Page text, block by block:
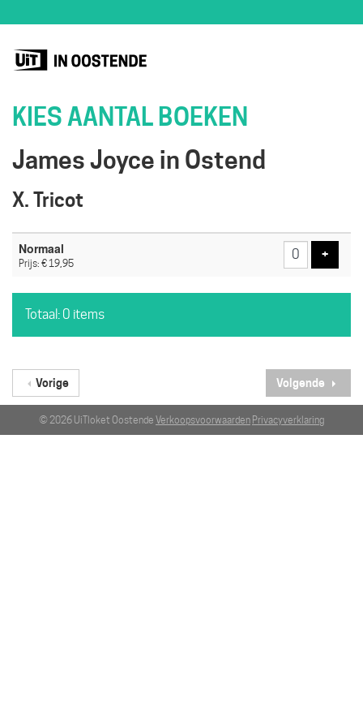
KIES AANTAL BOEKEN
James Joyce in Ostend
X. Tricot
Aantal
Normaal
Prijs: € 19,95
+Voeg
Totaal: 0 items
Vorige Volgende
© 2026 UiTloket Oostende Verkoopsvoorwaarden Privacyverklaring